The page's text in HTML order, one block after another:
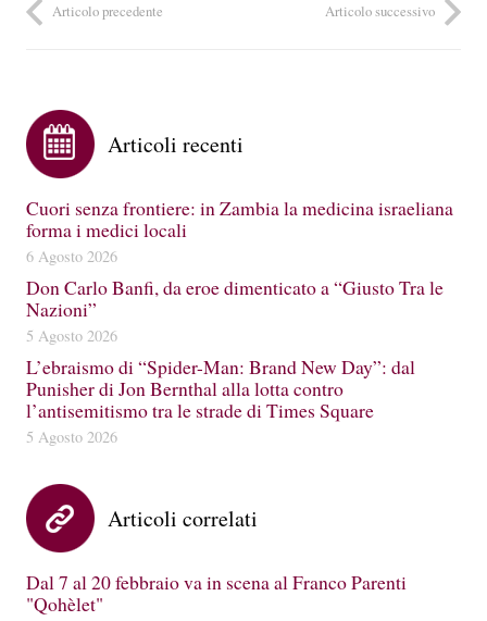
Articolo precedente Articolo successivo
Articoli recenti
Cuori senza frontiere: in Zambia la medicina israeliana
forma i medici locali
6 Agosto 2026
Don Carlo Banfi, da eroe dimenticato a “Giusto Tra le
Nazioni”
5 Agosto 2026
L’ebraismo di “Spider-Man: Brand New Day”: dal
Punisher di Jon Bernthal alla lotta contro
l’antisemitismo tra le strade di Times Square
5 Agosto 2026
Articoli correlati
Dal 7 al 20 febbraio va in scena al Franco Parenti
"Qohèlet"